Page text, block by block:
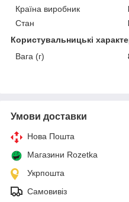
Країна виробник
Стан
Користувальницькі
Вага (г)
Умови доставки
Нова Пошта
Магазини Rozetka
Укрпошта
Самовивіз